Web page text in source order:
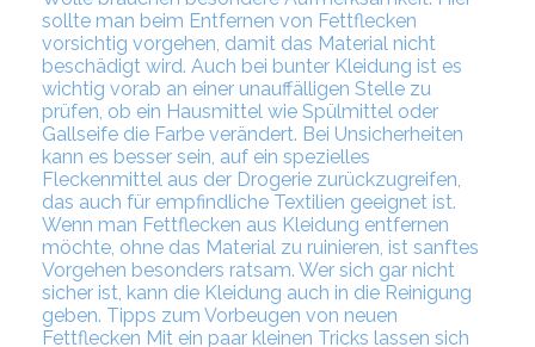
sollte man beim Entfernen von Fettflecken
vorsichtig vorgehen, damit das Material nicht
beschädigt wird. Auch bei bunter Kleidung ist es
wichtig vorab an einer unauffälligen Stelle zu
prüfen, ob ein Hausmittel wie Spülmittel oder
Gallseife die Farbe verändert. Bei Unsicherheiten
kann es besser sein, auf ein spezielles
Fleckenmittel aus der Drogerie zurückzugreifen,
das auch für empfindliche Textilien geeignet ist.
Wenn man Fettflecken aus Kleidung entfernen
möchte, ohne das Material zu ruinieren, ist sanftes
Vorgehen besonders ratsam. Wer sich gar nicht
sicher ist, kann die Kleidung auch in die Reinigung
geben. Tipps zum Vorbeugen von neuen
Fettflecken Mit ein paar kleinen Tricks lassen sich